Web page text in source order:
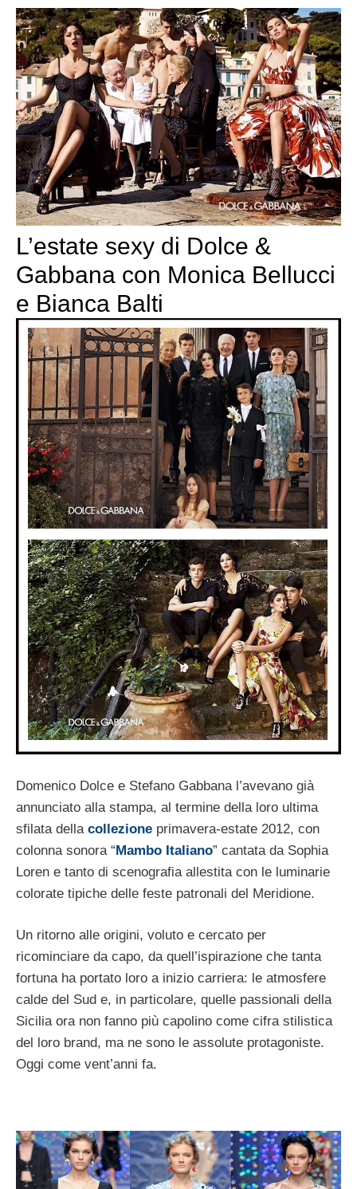
L’estate sexy di Dolce &
Gabbana con Monica Bellucci
e Bianca Balti
Domenico Dolce e Stefano Gabbana l’avevano già
annunciato alla stampa, al termine della loro ultima
sfilata della collezione primavera-estate 2012, con
colonna sonora “Mambo Italiano” cantata da Sophia
Loren e tanto di scenografia allestita con le luminarie
colorate tipiche delle feste patronali del Meridione.
Un ritorno alle origini, voluto e cercato per
ricominciare da capo, da quell’ispirazione che tanta
fortuna ha portato loro a inizio carriera: le atmosfere
calde del Sud e, in particolare, quelle passionali della
Sicilia ora non fanno più capolino come cifra stilistica
del loro brand, ma ne sono le assolute protagoniste.
Oggi come vent’anni fa.